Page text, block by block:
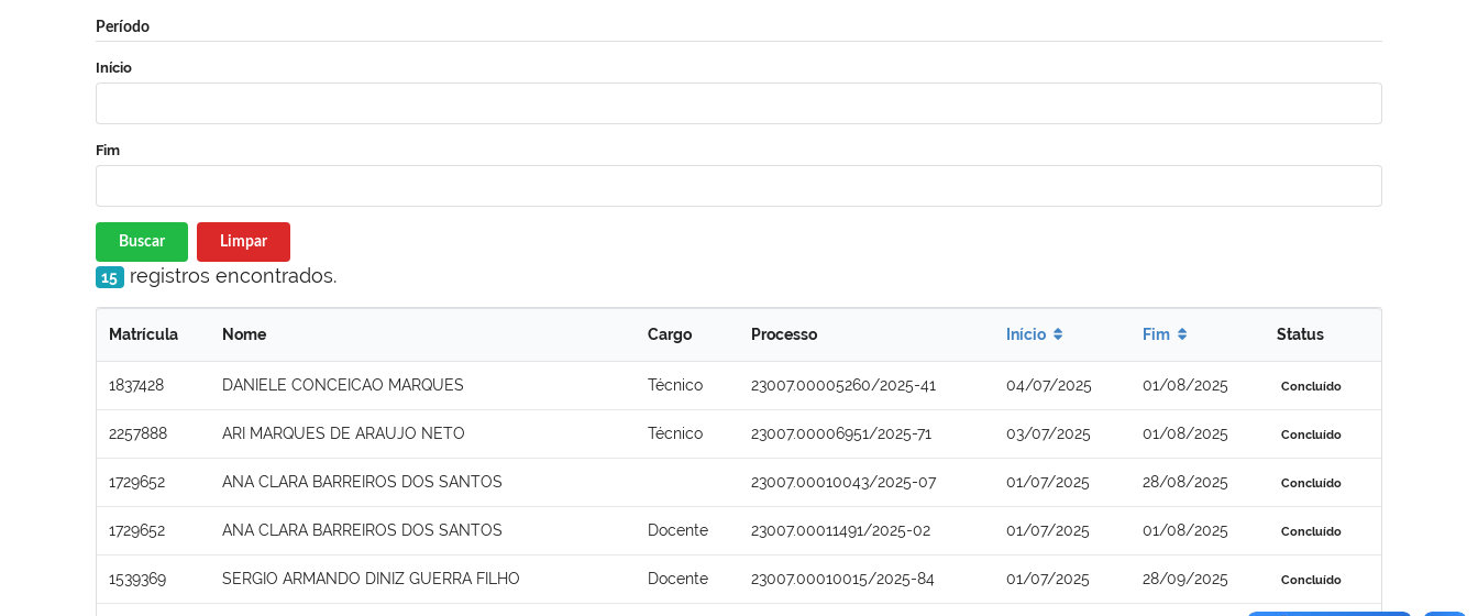
Período
Início
Fim
Buscar Limpar
15 registros encontrados.
Matrícula Nome Cargo Processo Início Fim Status
1837428 DANIELE CONCEICAO MARQUES Técnico 23007.00005260/2025-41 04/07/2025 01/08/2025 Concluído
2257888 ARI MARQUES DE ARAUJO NETO Técnico 23007.00006951/2025-71 03/07/2025 01/08/2025 Concluído
1729652 ANA CLARA BARREIROS DOS SANTOS 23007.00010043/2025-07 01/07/2025 28/08/2025 Concluído
1729652 ANA CLARA BARREIROS DOS SANTOS Docente 23007.00011491/2025-02 01/07/2025 01/08/2025 Concluído
1539369 SERGIO ARMANDO DINIZ GUERRA FILHO Docente 23007.00010015/2025-84 01/07/2025 28/09/2025 Concluído